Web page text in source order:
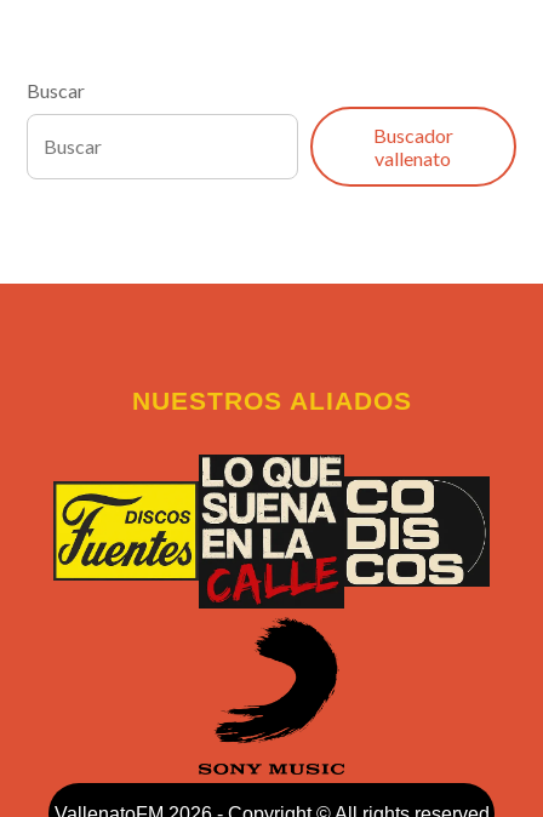
Buscar
Buscador
vallenato
NUESTROS ALIADOS